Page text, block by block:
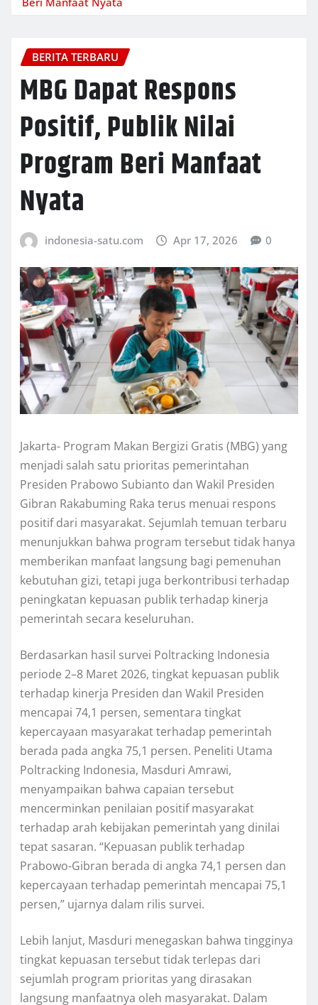
BERITA TERBARU
MBG Dapat Respons
Positif, Publik Nilai
Program Beri Manfaat
Nyata
indonesia-satu.com Apr 17, 2026 0
Jakarta- Program Makan Bergizi Gratis (MBG) yang
menjadi salah satu prioritas pemerintahan
Presiden Prabowo Subianto dan Wakil Presiden
Gibran Rakabuming Raka terus menuai respons
positif dari masyarakat. Sejumlah temuan terbaru
menunjukkan bahwa program tersebut tidak hanya
memberikan manfaat langsung bagi pemenuhan
kebutuhan gizi, tetapi juga berkontribusi terhadap
peningkatan kepuasan publik terhadap kinerja
pemerintah secara keseluruhan.
Berdasarkan hasil survei Poltracking Indonesia
periode 2–8 Maret 2026, tingkat kepuasan publik
terhadap kinerja Presiden dan Wakil Presiden
mencapai 74,1 persen, sementara tingkat
kepercayaan masyarakat terhadap pemerintah
berada pada angka 75,1 persen. Peneliti Utama
Poltracking Indonesia, Masduri Amrawi,
menyampaikan bahwa capaian tersebut
mencerminkan penilaian positif masyarakat
terhadap arah kebijakan pemerintah yang dinilai
tepat sasaran. “Kepuasan publik terhadap
Prabowo-Gibran berada di angka 74,1 persen dan
kepercayaan terhadap pemerintah mencapai 75,1
persen,” ujarnya dalam rilis survei.
Lebih lanjut, Masduri menegaskan bahwa tingginya
tingkat kepuasan tersebut tidak terlepas dari
sejumlah program prioritas yang dirasakan
langsung manfaatnya oleh masyarakat. Dalam